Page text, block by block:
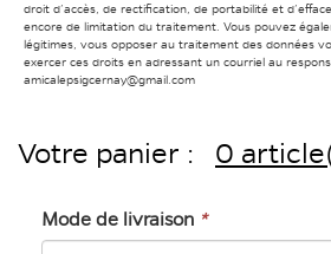
droit d’accès, de rectification, de portabilité et
encore de limitation du traitement. Vous pouvez
légitimes, vous opposer au traitement des données
exercer ces droits en adressant un courriel au
amicalepsigcernay@gmail.com
Votre panier : 0
Mode de livraison *